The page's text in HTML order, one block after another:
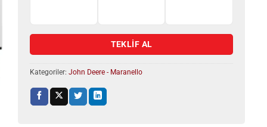
TEKLİF AL
Kategoriler: John Deere - Maranello